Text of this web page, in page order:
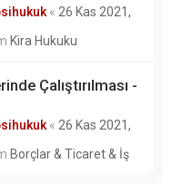
« 26 Kas 2021,
Kira Hukuku
Çalıştırılması -
« 26 Kas 2021,
Borçlar & Ticaret & İş